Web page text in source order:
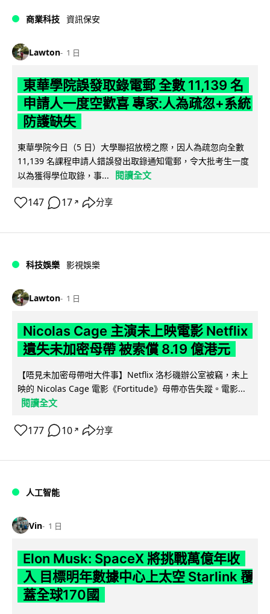
商業科技 資訊保安
Lawton 1 日
東華學院誤發取錄電郵 全數 11,139 名
申請人一度空歡喜 專家:人為疏忽+系統
防護缺失
東華學院今日（5 日）大學聯招放榜之際，因人為疏忽向全數
11,139 名課程申請人錯誤發出取錄通知電郵，令大批考生一度
以為獲得學位取錄，事...
閱讀全文
147 17 ↗ 分享
科技娛樂 影視娛樂
Lawton 1 日
Nicolas Cage 主演未上映電影 Netflix
遺失未加密母帶 被索償 8.19 億港元
【唔見未加密母帶咁大件事】Netflix 洛杉磯辦公室被竊，未上
映的 Nicolas Cage 電影《Fortitude》母帶亦告失蹤。電影...
閱讀全文
177 10 ↗ 分享
人工智能
Vin 1 日
Elon Musk: SpaceX 將挑戰萬億年收
入 目標明年數據中心上太空 Starlink 覆
蓋全球170國